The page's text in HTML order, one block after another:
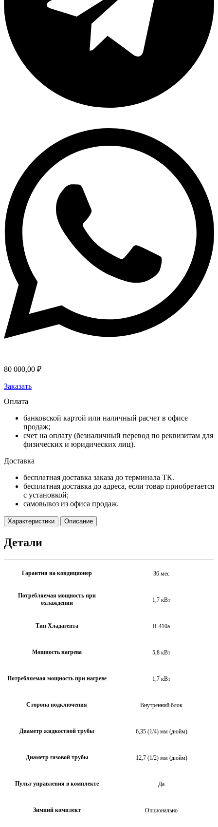
80 000,00 ₽
Заказать
Оплата
банковской картой или наличный расчет в офисе
продаж;
счет на оплату (безналичный перевод по реквизитам для
физических и юридических лиц).
Доставка
бесплатная доставка заказа до терминала ТК.
бесплатная доставка до адреса, если товар приобретается
с установкой;
самовывоз из офиса продаж.
Характеристики Описание
Детали
Гарантия на кондиционер 36 мес
Потребляемая мощность при
охлаждении
1,7 кВт
Тип Хладагента R-410a
Мощность нагрева 5,8 кВт
Потребляемая мощность при нагреве 1,7 кВт
Сторона подключения Внутренний блок
Диаметр жидкостной трубы 6,35 (1/4) мм (дюйм)
Диаметр газовой трубы 12,7 (1/2) мм (дюйм)
Пульт управления в комплекте Да
Зимний комплект Опционально